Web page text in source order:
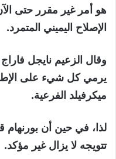
هو أمر غير مقرر حتى
الإصلاح اليميني المتمرد.
وقال الزعيم نايجل
يرمي كل شيء على
ميكرفيلد الفرعية.
لذا، في حين أن
تتويجه لا يزال غير مؤكد.